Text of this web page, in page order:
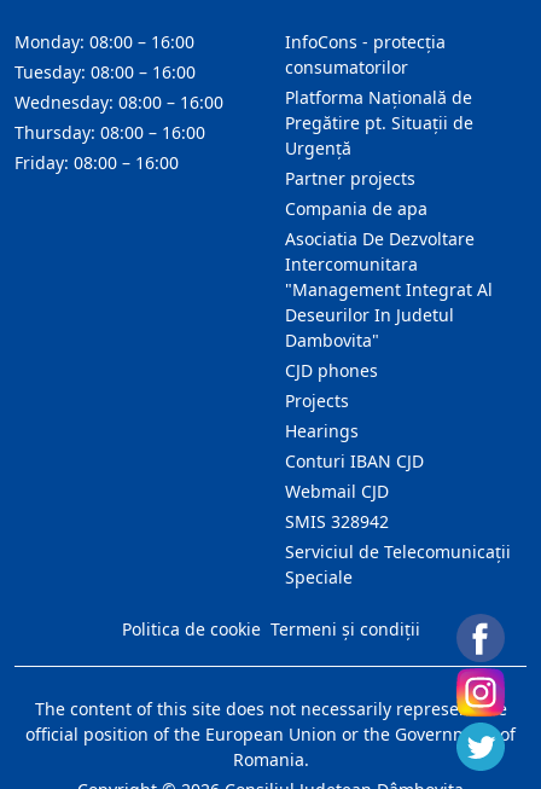
InfoCons - protecția
consumatorilor
Platforma Națională de
Pregătire pt. Situații de
Urgență
Partner projects
Compania de apa
Asociatia De Dezvoltare
Intercomunitara
"Management Integrat Al
Deseurilor In Judetul
Dambovita"
CJD phones
Projects
Hearings
Conturi IBAN CJD
Webmail CJD
SMIS 328942
Serviciul de Telecomunicații
Speciale
Monday: 08:00 – 16:00
Tuesday: 08:00 – 16:00
Wednesday: 08:00 – 16:00
Thursday: 08:00 – 16:00
Friday: 08:00 – 16:00
Politica de cookie Termeni și condiții
The content of this site does not necessarily represent the
official position of the European Union or the Government of
Romania.